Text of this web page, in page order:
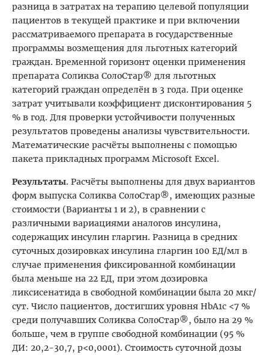
разница в затратах на терапию целевой популяции
пациентов в текущей практике и при включении
рассматриваемого препарата в государственные
программы возмещения для льготных категорий
граждан. Временной горизонт оценки применения
препарата Соликва СолоСтар® для льготных
категорий граждан определён в 3 года. При оценке
затрат учитывали коэффициент дисконтирования 5
% в год. Для проверки устойчивости полученных
результатов проведены анализы чувствительности.
Математические расчёты выполнены с помощью
пакета прикладных программ Microsoft Excel.
Результаты. Расчёты выполнены для двух вариантов
форм выпуска Соликва СолоСтар®, имеющих разные
стоимости (Варианты 1 и 2), в сравнении с
различными вариациями аналогов инсулина,
содержащих инсулин гларгин. Разница в средних
суточных дозировках инсулина гларгин 100 ЕД/мл в
случае применения фиксированной комбинации
была меньше на 22 ЕД, при этом дозировка
ликсисенатида в свободной комбинации была 20 мкг/
сут. Число пациентов, достигших уровня HbA1c <7 %
среди получавших Соликва СолоСтар®, было на 29 %
больше, чем в группе свободной комбинации (95 %
ДИ: 20,2-30,7, p<0,0001). Стоимость суточной дозы